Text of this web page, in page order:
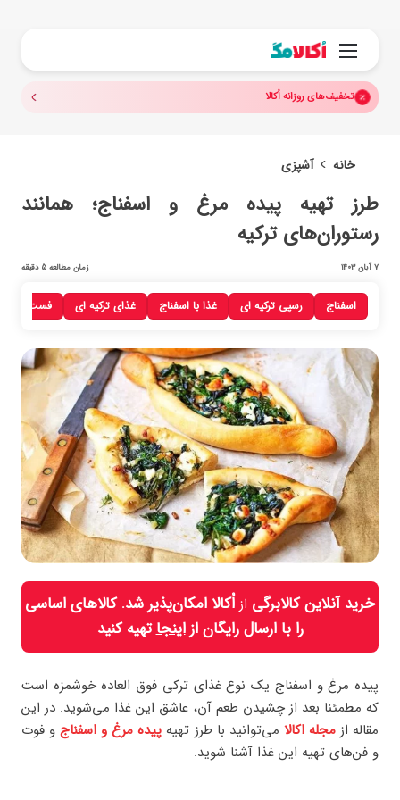
منو
تخفیف‌های روزانه اُکالا
خانه آشپزی
اسفناج رسپی‌ ترکیه ای غذا با اسفناج غذای ترکیه‌ ای فست‌فود و
طرز تهیه پیده مرغ و اسفناج؛ همانند
رستوران‌های ترکیه
7 آبان 1403 زمان مطالعه 5 دقیقه
خرید آنلاین کالابرگی از اُکالا امکان‌پذیر شد. کالاهای اساسی
را با ارسال رایگان ازاینجاتهیه کنید
پیده مرغ و اسفناج یک نوع غذای ترکی فوق العاده خوشمزه است
که مطمئنا بعد از چشیدن طعم آن، عاشق این غذا می‌شوید. در این
مقاله ازمجله اکالا می‌توانید با طرز تهیه پیده مرغ و اسفناجو فوت
و فن‌های تهیه این غذا آشنا شوید.